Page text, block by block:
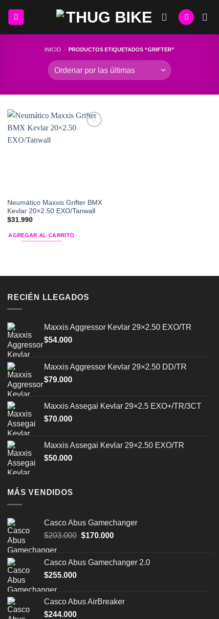
INICIO / PRODUCTOS ETIQUETADOS “GRIFTER”
Neumático Maxxis Grifter BMX
Kevlar 20×2.50 EXO/Tanwall
$31.990
AGREGAR AL CARRITO
RECIÉN LLEGADOS
Maxxis Aggressor Kevlar 29×2.50 EXO/TR
$54.000
Maxxis Aggressor Kevlar 29×2.50 DD/TR
$79.000
Maxxis Assegai Kevlar 29×2.5 EXO+/TR/3CT
$70.000
Maxxis Assegai Kevlar 29×2.50 EXO/TR
$50.000
MÁS VENDIDOS
Casco Abus Gamechanger
$203.000 El
era:
$170.000El
es:
Casco Abus Gamechanger 2.0
$255.000
Casco Abus AirBreaker
$244.000